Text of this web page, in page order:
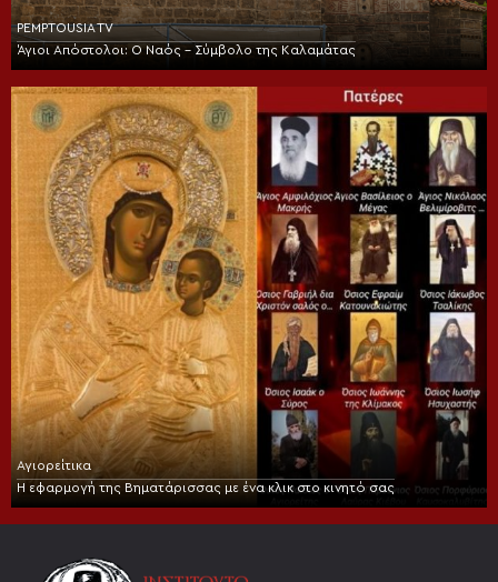
PEMPTOUSIA TV
Άγιοι Απόστολοι: Ο Ναός – Σύμβολο της Καλαμάτας
Αγιορείτικα
Η εφαρμογή της Βηματάρισσας με ένα κλικ στο κινητό σας